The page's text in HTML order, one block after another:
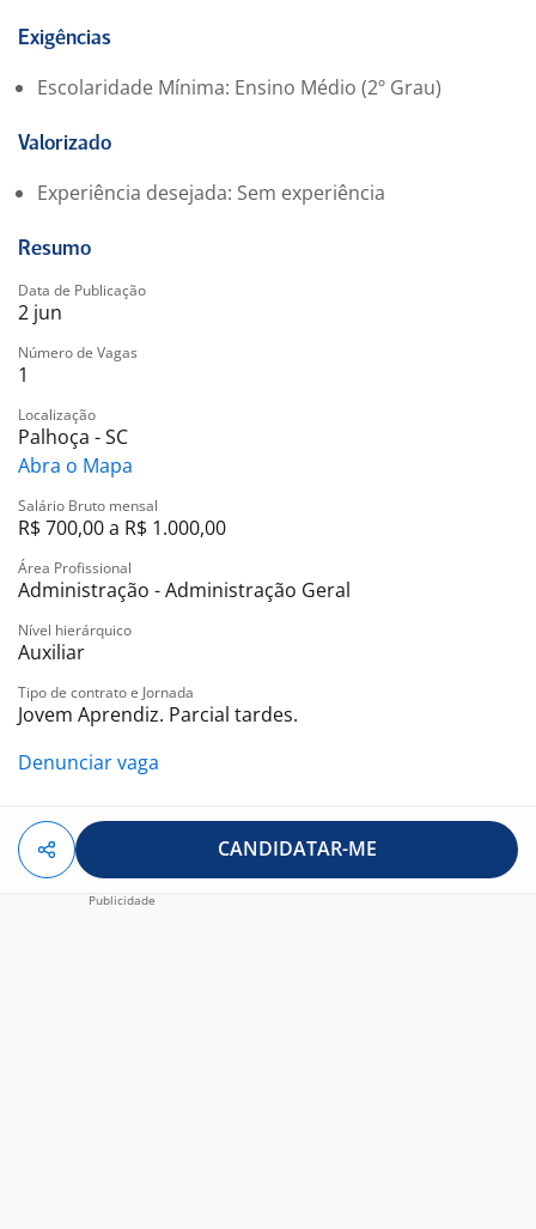
Oportunidade de crescimento dentro da empresa
A oportunidade de atuar na Lojas Marisa proporciona
um caminho promissor para quem busca desenvolver
suas habilidades e iniciar uma carreira de sucesso.
Exigências
Escolaridade Mínima: Ensino Médio (2º Grau)
Valorizado
Experiência desejada: Sem experiência
Resumo
Data de Publicação
2 jun
Número de Vagas
1
Localização
Palhoça - SC
Abra o Mapa
Salário Bruto mensal
R$ 700,00 a R$ 1.000,00
Área Profissional
Administração - Administração Geral
Nível hierárquico
Auxiliar
Tipo de contrato e Jornada
Jovem Aprendiz. Parcial tardes.
Denunciar vaga
CANDIDATAR-ME